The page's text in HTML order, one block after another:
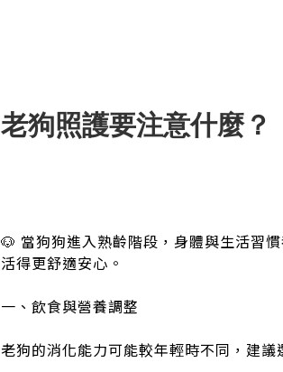
老狗照護要注意什麼？
🐶 當狗狗進入熟齡階段，身體與生活習
活得更舒適安心。
一、飲食與營養調整
老狗的消化能力可能較年輕時不同，建